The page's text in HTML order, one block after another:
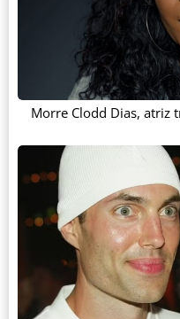
Morre Clodd Dias, atriz